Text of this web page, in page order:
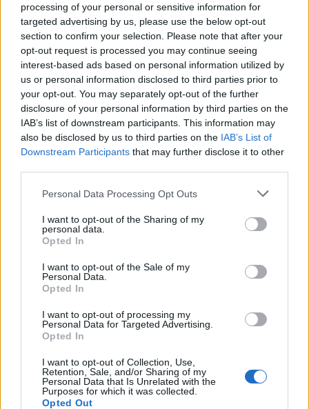
processing of your personal or sensitive information for
targeted advertising by us, please use the below opt-out
section to confirm your selection. Please note that after your
opt-out request is processed you may continue seeing
interest-based ads based on personal information utilized by
us or personal information disclosed to third parties prior to
your opt-out. You may separately opt-out of the further
disclosure of your personal information by third parties on the
IAB’s list of downstream participants. This information may
also be disclosed by us to third parties on the IAB’s List of
Downstream Participants that may further disclose it to other
Please note that this website/app uses one or more Google
not limited to your visit or usage behaviour. You may click to
grant or deny consent to Google and its third-party tags to
use your data for below specified purposes in below Google
consent section.
Personal Data Processing Opt Outs
I want to opt-out of the Sharing of my
personal data.
Opted In
I want to opt-out of the Sale of my
Personal Data.
Opted In
I want to opt-out of processing my
Personal Data for Targeted Advertising.
Opted In
I want to opt-out of Collection, Use,
Retention, Sale, and/or Sharing of my
Personal Data that Is Unrelated with the
Purposes for which it was collected.
Opted Out
Hashdex abbandona il mercato degli ETF su Bitcoin spot:
analisi e conseguenze
Francesca Spadaro · 10 Ago 2026
CRIPTOVALUTE
ETF Bitcoin, Hyperliquid e la chiusura di 100 progetti: il futuro
delle criptovalute
Francesca Spadaro · 10 Ago 2026
CRIPTOVALUTE